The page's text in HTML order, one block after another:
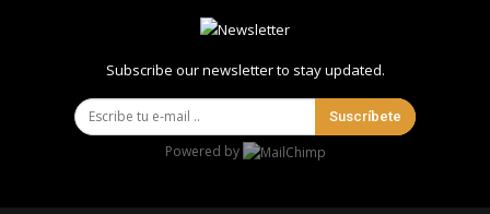
Subscribe our newsletter to stay updated.
Suscríbete
Powered by